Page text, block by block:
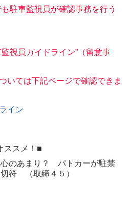
駐車監視員が確認事務を行う
視員ガイドライン”（留意事
いては下記ページで確認できま
イン
ススメ！■
のあまり？ パトカーが駐禁
符 （取締４５）